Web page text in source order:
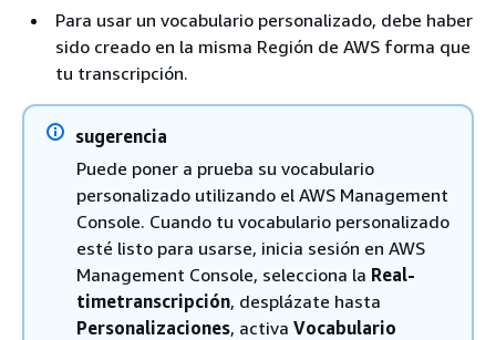
Para usar un vocabulario personalizado, debe haber
sido creado en la misma Región de AWS forma que
tu transcripción.
sugerencia
Puede poner a prueba su vocabulario
personalizado utilizando el AWS Management
Console. Cuando tu vocabulario personalizado
esté listo para usarse, inicia sesión en AWS
Management Console, selecciona la Real-
timetranscripción, desplázate hasta
Personalizaciones, activa Vocabulario